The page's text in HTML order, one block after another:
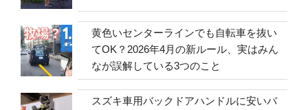
黄色いセンターラインでも自転車を抜い
てOK？2026年4月の新ルール、実はみん
なが誤解している3つのこと
スズキ車用バックドアハンドルに安いバ